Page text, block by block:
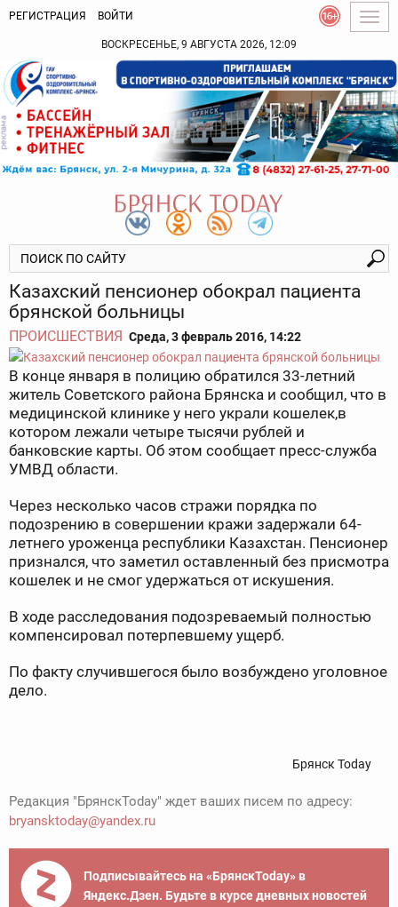
РЕГИСТРАЦИЯ ВОЙТИ
ВОСКРЕСЕНЬЕ, 9 АВГУСТА 2026, 12:09
Казахский пенсионер обокрал пациента
брянской больницы
ПРОИСШЕСТВИЯ Среда, 3 февраль 2016, 14:22
В конце января в полицию обратился 33-летний
житель Советского района Брянска и сообщил, что в
медицинской клинике у него украли кошелек,в
котором лежали четыре тысячи рублей и
банковские карты. Об этом сообщает пресс-служба
УМВД области.
Через несколько часов стражи порядка по
подозрению в совершении кражи задержали 64-
летнего уроженца республики Казахстан. Пенсионер
признался, что заметил оставленный без присмотра
кошелек и не смог удержаться от искушения.
В ходе расследования подозреваемый полностью
компенсировал потерпевшему ущерб.
По факту случившегося было возбуждено уголовное
дело.
Брянск Today
Редакция "БрянскToday" ждет ваших писем по адресу:
bryansktoday@yandex.ru
Подписывайтесь на «БрянскToday» в
Яндекс.Дзен. Будьте в курсе дневных новостей